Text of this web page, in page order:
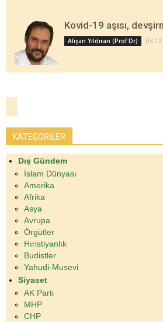
Kovid-19 aşısı,
Alişan Yıldıran (Prof Dr)
KATEGORİLER
Dış Gündem
İslam Dünyası
Amerika
Afrika
Asya
Avrupa
Örgütler
Hıristiyanlık
Budistler
Yahudi-Musevi
Siyaset
AK Parti
MHP
CHP